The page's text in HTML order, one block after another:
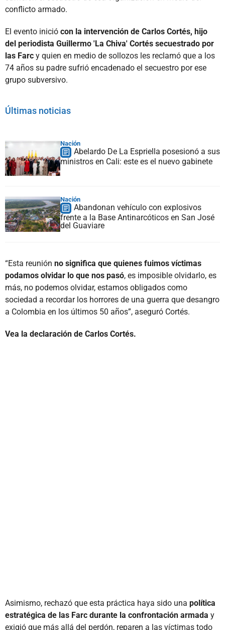
conflicto armado.
El evento inició con la intervención de Carlos Cortés, hijo
del periodista Guillermo 'La Chiva' Cortés secuestrado por
las Farc y quien en medio de sollozos les reclamó que a los
74 años su padre sufrió encadenado el secuestro por ese
grupo subversivo.
Últimas noticias
Nación
Abelardo De La Espriella posesionó a sus
ministros en Cali: este es el nuevo gabinete
Nación
Abandonan vehículo con explosivos
frente a la Base Antinarcóticos en San José
del Guaviare
“Esta reunión no significa que quienes fuimos víctimas
podamos olvidar lo que nos pasó, es imposible olvidarlo, es
más, no podemos olvidar, estamos obligados como
sociedad a recordar los horrores de una guerra que desangro
a Colombia en los últimos 50 años”, aseguró Cortés.
Vea la declaración de Carlos Cortés.
Asimismo, rechazó que esta práctica haya sido una política
estratégica de las Farc durante la confrontación armada y
exigió que más allá del perdón, reparen a las víctimas todo